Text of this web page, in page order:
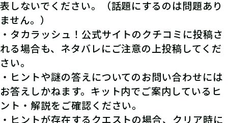
表しないでください。（話題にするのは問題あり
ません。）
・タカラッシュ！公式サイトのクチコミに投稿さ
れる場合も、ネタバレにご注意の上投稿してくだ
さい。
・ヒントや謎の答えについてのお問い合わせには
お答えしかねます。キット内でご案内しているヒ
ント・解説をご確認ください。
・ヒントが存在するクエストの場合、クリア時に